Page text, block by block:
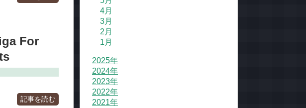
For
記事を読む
4月
3月
2月
1月
2025年
2024年
2023年
2022年
2021年